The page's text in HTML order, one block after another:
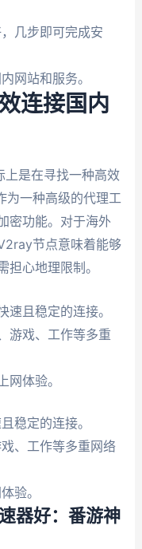
几步即可完成安
网站和服务。
连接国内
上是在寻找一种高效
为一种高级的代理工
密功能。对于海外
节点意味着能够
心地理限制。
速且稳定的连接。
游戏、工作等多重
体验。
稳定的连接。
、工作等多重网络
验。
器好：番游神